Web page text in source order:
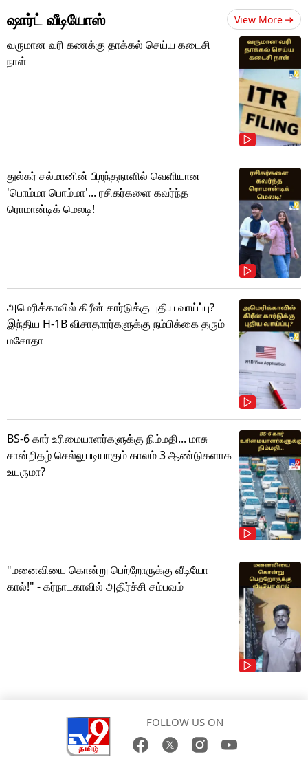
ஷார்ட் வீடியோஸ் View More
வருமான வரி கணக்கு தாக்கல் செய்ய கடைசி
நாள்
துல்கர் சல்மானின் பிறந்தநாளில் வெளியான
'பொம்மா பொம்மா'... ரசிகர்களை கவர்ந்த
ரொமான்டிக் மெலடி!
அமெரிக்காவில் கிரீன் கார்டுக்கு புதிய வாய்ப்பு?
இந்திய H-1B விசாதாரர்களுக்கு நம்பிக்கை தரும்
மசோதா
BS-6 கார் உரிமையாளர்களுக்கு நிம்மதி... மாசு
சான்றிதழ் செல்லுபடியாகும் காலம் 3 ஆண்டுகளாக
உயருமா?
"மனைவியை கொன்று பெற்றோருக்கு வீடியோ
கால்!" - கர்நாடகாவில் அதிர்ச்சி சம்பவம்
FOLLOW US ON